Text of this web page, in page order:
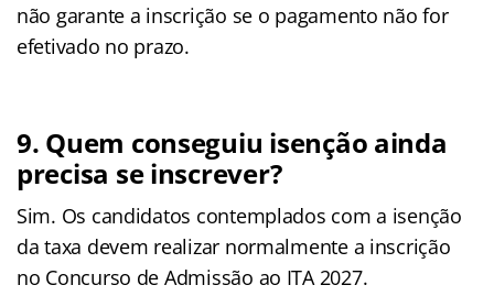
não garante a inscrição se o pagamento não for
efetivado no prazo.
9. Quem conseguiu isenção ainda
precisa se inscrever?
Sim. Os candidatos contemplados com a isenção
da taxa devem realizar normalmente a inscrição
no Concurso de Admissão ao ITA 2027.